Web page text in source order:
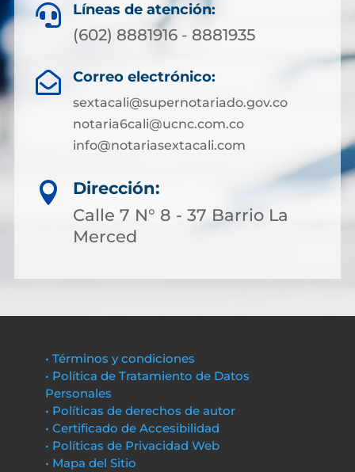
 Líneas de atención:
(602) 8881916 - 8881935
 Correo electrónico:
sextacali@supernotariado.gov.co
notaria6cali@ucnc.com.co
info@notariasextacali.com

Dirección:
Calle 7 N° 8 - 37 Barrio La
Merced
• Términos y condiciones
• Política de Tratamiento de Datos
Personales
• Políticas de derechos de autor
• Certificado de Accesibilidad
• Políticas de Privacidad Web
• Mapa del Sitio